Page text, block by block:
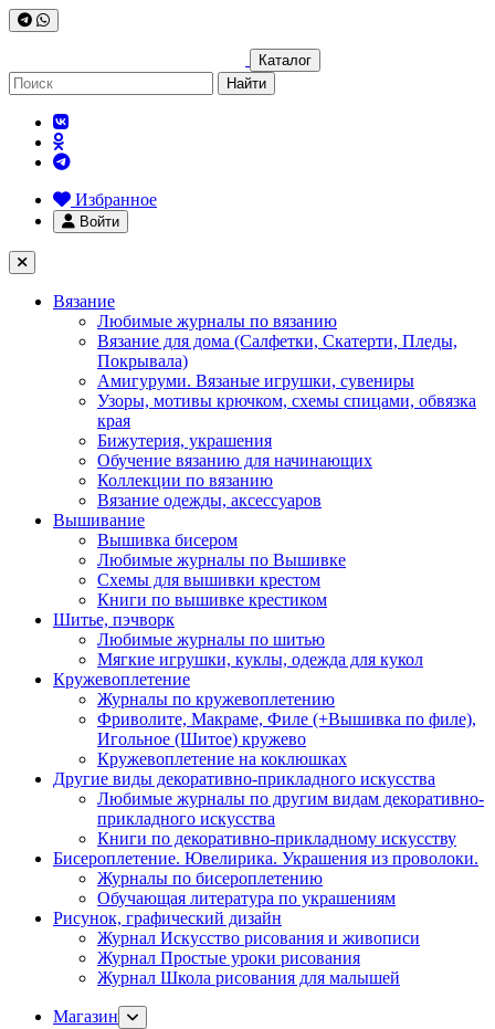
Каталог
Найти
Избранное
Войти
Вязание
Любимые журналы по вязанию
Вязание для дома (Салфетки, Скатерти, Пледы,
Покрывала)
Амигуруми. Вязаные игрушки, сувениры
Узоры, мотивы крючком, схемы спицами, обвязка
края
Бижутерия, украшения
Обучение вязанию для начинающих
Коллекции по вязанию
Вязание одежды, аксессуаров
Вышивание
Вышивка бисером
Любимые журналы по Вышивке
Схемы для вышивки крестом
Книги по вышивке крестиком
Шитье, пэчворк
Любимые журналы по шитью
Мягкие игрушки, куклы, одежда для кукол
Кружевоплетение
Журналы по кружевоплетению
Фриволите, Макраме, Филе (+Вышивка по филе),
Игольное (Шитое) кружево
Кружевоплетение на коклюшках
Другие виды декоративно-прикладного искусства
Любимые журналы по другим видам декоративно-
прикладного искусства
Книги по декоративно-прикладному искусству
Бисероплетение. Ювелирика. Украшения из проволоки.
Журналы по бисероплетению
Обучающая литература по украшениям
Рисунок, графический дизайн
Журнал Искусство рисования и живописи
Журнал Простые уроки рисования
Журнал Школа рисования для малышей
Магазин